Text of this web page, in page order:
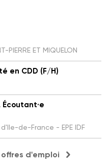
PIERRE ET MIQUELON
en CDD (F/H)
de-France - EPE IDF
d'emploi